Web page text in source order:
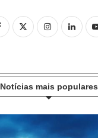
Notícias mais populares